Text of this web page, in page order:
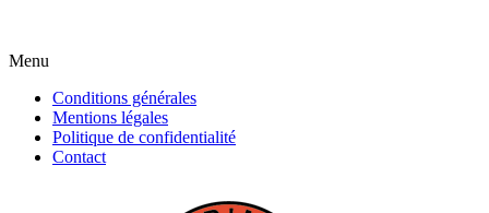
Menu
Conditions générales
Mentions légales
Politique de confidentialité
Contact